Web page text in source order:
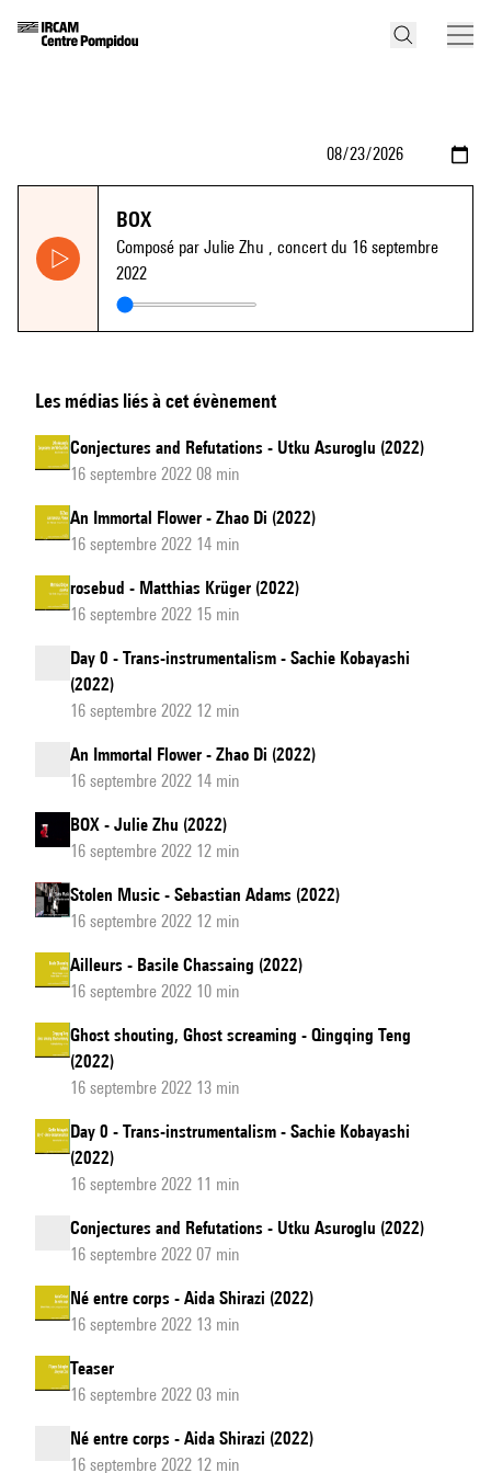
BOX
Composé par Julie Zhu , concert du 16 septembre
2022
Les médias liés à cet évènement
Conjectures and Refutations - Utku Asuroglu (2022)
16 septembre 2022 08 min
An Immortal Flower - Zhao Di (2022)
16 septembre 2022 14 min
rosebud - Matthias Krüger (2022)
16 septembre 2022 15 min
Day 0 - Trans-instrumentalism - Sachie Kobayashi
(2022)
16 septembre 2022 12 min
An Immortal Flower - Zhao Di (2022)
16 septembre 2022 14 min
BOX - Julie Zhu (2022)
16 septembre 2022 12 min
Stolen Music - Sebastian Adams (2022)
16 septembre 2022 12 min
Ailleurs - Basile Chassaing (2022)
16 septembre 2022 10 min
Ghost shouting, Ghost screaming - Qingqing Teng
(2022)
16 septembre 2022 13 min
Day 0 - Trans-instrumentalism - Sachie Kobayashi
(2022)
16 septembre 2022 11 min
Conjectures and Refutations - Utku Asuroglu (2022)
16 septembre 2022 07 min
Né entre corps - Aida Shirazi (2022)
16 septembre 2022 13 min
Teaser
16 septembre 2022 03 min
Né entre corps - Aida Shirazi (2022)
16 septembre 2022 12 min